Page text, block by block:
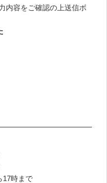
内容をご確認の上送信ボ
ら19時まで
17時まで